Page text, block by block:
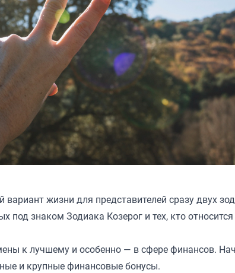
жизни для представителей сразу двух
под знаком Зодиака Козерог и тех, кто относится
к лучшему и особенно — в сфере финансов.
и крупные финансовые бонусы.